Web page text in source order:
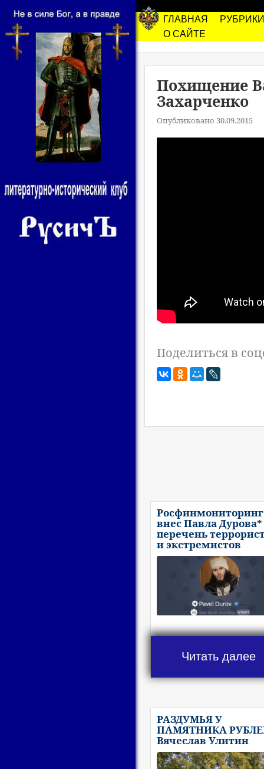
ГЛАВНАЯ
РУБРИКИ
О САЙТЕ
Похищение
Захарченко
Опубликовано 30.09.2015
Поделиться в
Росфинмониторинг
внес Павла
перечень
и экстремистов
Читать далее
РАЗДУМЬЯ У
ПАМЯТНИКА
Вячеслав Улитин